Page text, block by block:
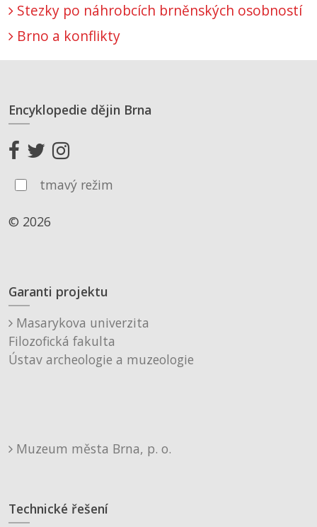
Stezky po náhrobcích brněnských osobností
Brno a konflikty
Encyklopedie dějin Brna
tmavý režim
© 2026
Garanti projektu
Masarykova univerzita
Filozofická fakulta
Ústav archeologie a muzeologie
Muzeum města Brna, p. o.
Technické řešení